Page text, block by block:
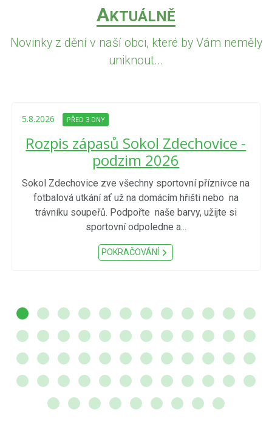
AKTUÁLNĚ
Novinky z dění v naší obci, které by Vám neměly
uniknout...
5.8.2026 PŘED 3 DNY
Rozpis zápasů Sokol Zdechovice -
podzim 2026
Sokol Zdechovice zve všechny sportovní příznivce na
fotbalová utkání ať už na domácím hřišti nebo na
trávníku soupeřů. Podpořte naše barvy, užijte si
sportovní odpoledne a...
POKRAČOVÁNÍ